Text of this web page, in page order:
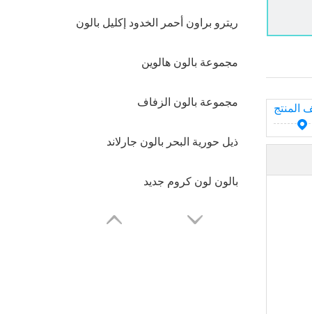
ريترو براون أحمر الخدود إكليل بالون
مجموعة بالون هالوين
مجموعة بالون الزفاف
ذيل حورية البحر بالون جارلاند
بالون لون كروم جديد
المنتج